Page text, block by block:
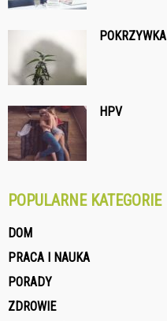
POKRZYWKA
HPV
POPULARNE KATEGORIE
DOM
PRACA I NAUKA
PORADY
ZDROWIE